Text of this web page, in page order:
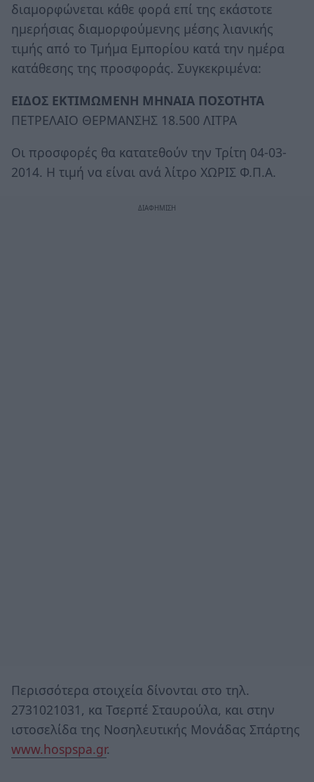
διαμορφώνεται κάθε φορά επί της εκάστοτε
ημερήσιας διαμορφούμενης μέσης λιανικής
τιμής από το Τμήμα Εμπορίου κατά την ημέρα
κατάθεσης της προσφοράς. Συγκεκριμένα:
ΕΙΔΟΣ ΕΚΤΙΜΩΜΕΝΗ ΜΗΝΑΙΑ ΠΟΣΟΤΗΤΑ
ΠΕΤΡΕΛΑΙΟ ΘΕΡΜΑΝΣΗΣ 18.500 ΛΙΤΡΑ
Οι προσφορές θα κατατεθούν την Τρίτη 04-03-
2014. Η τιμή να είναι ανά λίτρο ΧΩΡΙΣ Φ.Π.Α.
Περισσότερα στοιχεία δίνονται στο τηλ.
2731021031, κα Τσερπέ Σταυρούλα, και στην
ιστοσελίδα της Νοσηλευτικής Μονάδας Σπάρτης
www.hospspa.gr.